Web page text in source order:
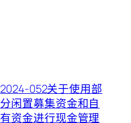
2024-052关于使用部
分闲置募集资金和自
有资金进行现金管理